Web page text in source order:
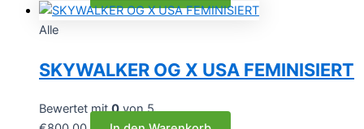
Alle
SKYWALKER OG X USA FEMINISIERT
Bewertet mit0von 5